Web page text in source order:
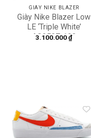
GIÀY NIKE BLAZER
Giày Nike Blazer Low
LE ‘Triple White’
AQ3597-100
3.100.000₫
Add to